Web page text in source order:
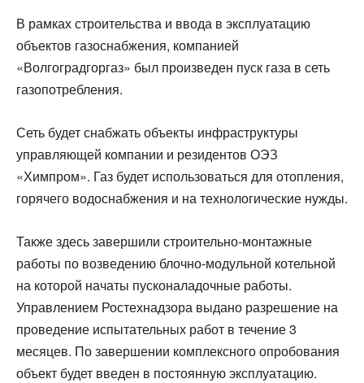
В рамках строительства и ввода в эксплуатацию
объектов газоснабжения, компанией
«Волгоградгоргаз» был произведен пуск газа в сеть
газопотребления.
Сеть будет снабжать объекты инфраструктуры
управляющей компании и резидентов ОЭЗ
«Химпром». Газ будет использоваться для отопления,
горячего водоснабжения и на технологические нужды.
Также здесь завершили строительно-монтажные
работы по возведению блочно-модульной котельной
на которой начаты пусконаладочные работы.
Управлением Ростехнадзора выдано разрешение на
проведение испытательных работ в течение 3
месяцев. По завершении комплексного опробования
объект будет введен в постоянную эксплуатацию.